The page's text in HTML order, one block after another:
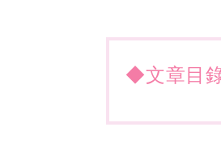
◆文章目